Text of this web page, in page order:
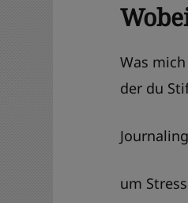
Was
der du
um